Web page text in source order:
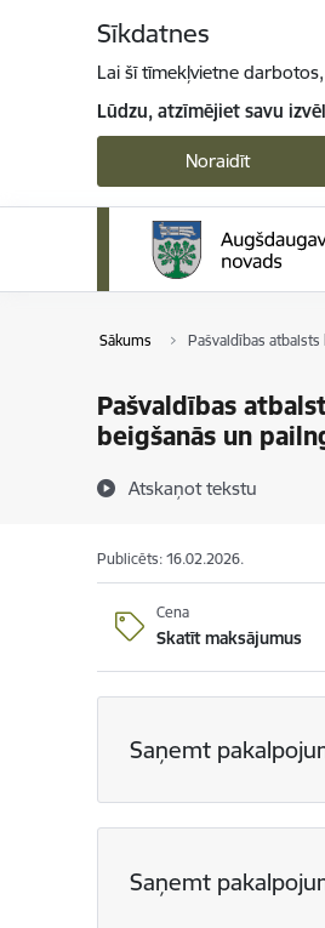
Sīkdatnes
Lai šī tīmekļvietne
Lūdzu, atzīmējiet savu
Noraidīt
Sākums Pašvaldības
Pašvaldības
beigšanās un
Atskaņot tekstu
Publicēts: 16.02.2026.
Cena
Skatīt maksājumus
Saņemt
Saņemt